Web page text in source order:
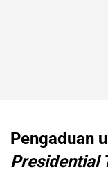
Pengaduan
Presidential